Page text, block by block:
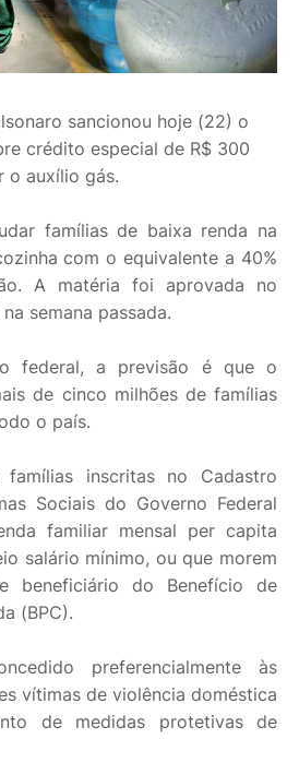
sancionou hoje (22) o
crédito especial de R$ 300
o auxílio gás.
famílias de baixa renda na
com o equivalente a 40%
A matéria foi aprovada no
semana passada.
federal, a previsão é que o
de cinco milhões de famílias
o país.
famílias inscritas no Cadastro
Sociais do Governo Federal
familiar mensal per capita
salário mínimo, ou que morem
beneficiário do Benefício de
(BPC).
preferencialmente às
vítimas de violência doméstica
de medidas protetivas de